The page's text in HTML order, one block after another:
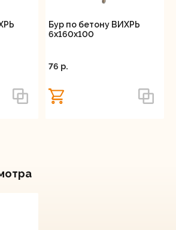
Бур по бетону ВИХРЬ
6x160x100
76 p.